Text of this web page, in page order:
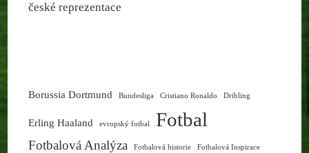
české reprezentace
Borussia Dortmund Bundesliga Cristiano Ronaldo Dribling
Erling Haaland evropský fotbal Fotbal
Fotbalová Analýza Fotbalová historie Fotbalová Inspirace